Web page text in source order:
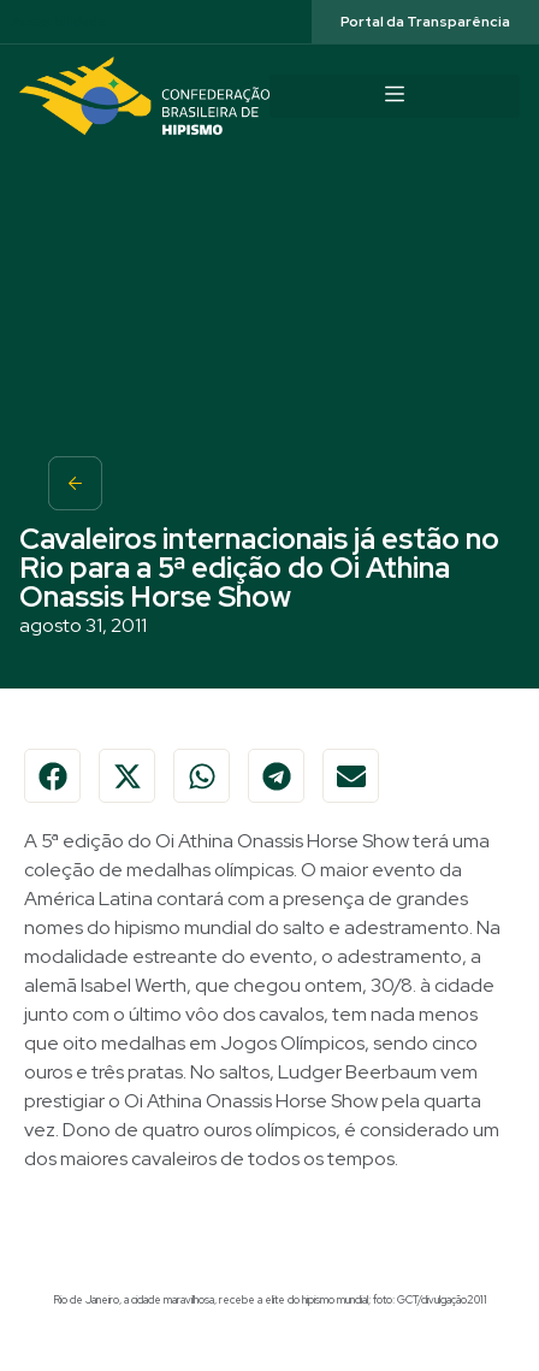
Portal da Transparência
Cavaleiros internacionais já estão no
Rio para a 5ª edição do Oi Athina
Onassis Horse Show
agosto 31, 2011
A 5ª edição do Oi Athina Onassis Horse Show terá uma
coleção de medalhas olímpicas. O maior evento da
América Latina contará com a presença de grandes
nomes do hipismo mundial do salto e adestramento. Na
modalidade estreante do evento, o adestramento, a
alemã Isabel Werth, que chegou ontem, 30/8. à cidade
junto com o último vôo dos cavalos, tem nada menos
que oito medalhas em Jogos Olímpicos, sendo cinco
ouros e três pratas. No saltos, Ludger Beerbaum vem
prestigiar o Oi Athina Onassis Horse Show pela quarta
vez. Dono de quatro ouros olímpicos, é considerado um
dos maiores cavaleiros de todos os tempos.
Rio de Janeiro, a cidade maravilhosa, recebe a elite do hipismo mundial; foto: GCT/divulgação2011